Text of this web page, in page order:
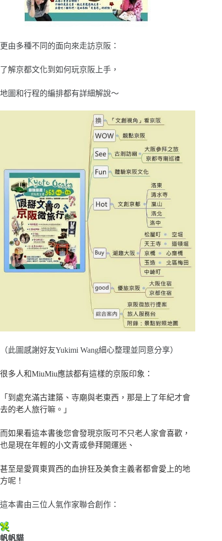
更由多種不同的面向來走訪京阪：
了解京都文化到如何玩京阪上手，
地圖和行程的編排都有詳細解說～
（此圖感謝好友Yukimi Wang細心整理並同意分享）
很多人和MiuMiu應該都有這樣的京阪印象：
「到處充滿古建築、寺廟與老東西，那是上了年紀才會
去的老人旅行嘛。」
而如果看這本書後您會發現京阪可不只老人家會喜歡，
也是現在年輕的小文青或參拜開運迷、
甚至是愛買東買西的血拚狂及美食主義者都會愛上的地
方呢！
這本書由三位人氣作家聯合創作：
帆帆貓